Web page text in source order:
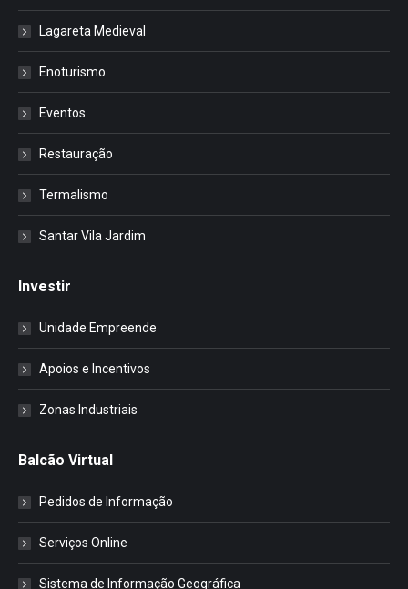
Lagareta Medieval
Enoturismo
Eventos
Restauração
Termalismo
Santar Vila Jardim
Investir
Unidade Empreende
Apoios e Incentivos
Zonas Industriais
Balcão Virtual
Pedidos de Informação
Serviços Online
Sistema de Informação Geográfica